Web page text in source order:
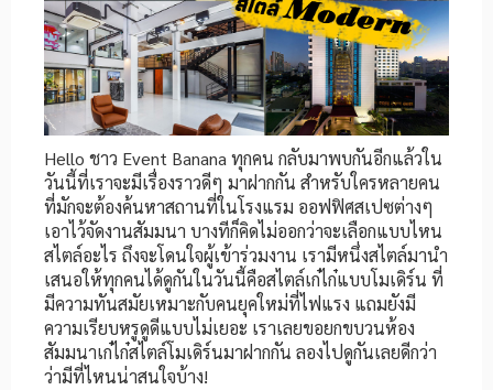
Hello ชาว Event Banana ทุกคน กลับมาพบกันอีกแล้วใน
วันนี้ที่เราจะมีเรื่องราวดีๆ มาฝากกัน สำหรับใครหลายคน
ที่มักจะต้องค้นหาสถานที่ในโรงแรม ออฟฟิศสเปซต่างๆ
เอาไว้จัดงานสัมมนา บางทีก็คิดไม่ออกว่าจะเลือกแบบไหน
สไตล์อะไร ถึงจะโดนใจผู้เข้าร่วมงาน เรามีหนึ่งสไตล์มานำ
เสนอให้ทุกคนได้ดูกันในวันนี้คือสไตล์เก๋ไก๋แบบโมเดิร์น ที่
มีความทันสมัยเหมาะกับคนยุคใหม่ที่ไฟแรง แถมยังมี
ความเรียบหรูดูดีแบบไม่เยอะ เราเลยขอยกขบวนห้อง
สัมมนาเก๋ไก๋สไตล์โมเดิร์นมาฝากกัน ลองไปดูกันเลยดีกว่า
ว่ามีที่ไหนน่าสนใจบ้าง!